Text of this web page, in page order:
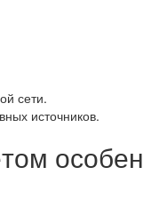
сети.
источников.